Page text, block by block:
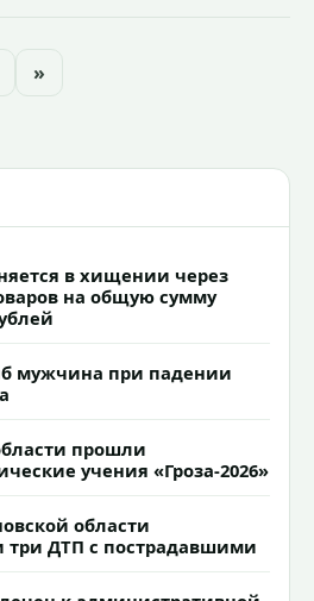
подсветки исторических
»
в хищении через
на общую сумму
мужчина при падении
прошли
учения «Гроза-2026»
области
три ДТП с пострадавшими